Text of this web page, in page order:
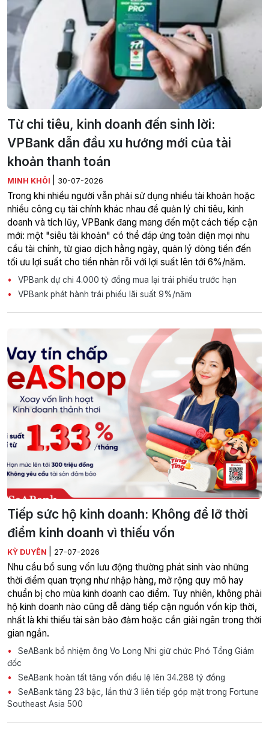
Từ chi tiêu, kinh doanh đến sinh lời:
VPBank dẫn đầu xu hướng mới của tài
khoản thanh toán
MINH KHÔI 30-07-2026
Trong khi nhiều người vẫn phải sử dụng nhiều tài khoản hoặc
nhiều công cụ tài chính khác nhau để quản lý chi tiêu, kinh
doanh và tích lũy, VPBank đang mang đến một cách tiếp cận
mới: một "siêu tài khoản" có thể đáp ứng toàn diện mọi nhu
cầu tài chính, từ giao dịch hằng ngày, quản lý dòng tiền đến
tối ưu lợi suất cho tiền nhàn rỗi với lợi suất lên tới 6%/năm.
VPBank dự chi 4.000 tỷ đồng mua lại trái phiếu trước hạn
VPBank phát hành trái phiếu lãi suất 9%/năm
Tiếp sức hộ kinh doanh: Không để lỡ thời
điểm kinh doanh vì thiếu vốn
KỲ DUYÊN 27-07-2026
Nhu cầu bổ sung vốn lưu động thường phát sinh vào những
thời điểm quan trọng như nhập hàng, mở rộng quy mô hay
chuẩn bị cho mùa kinh doanh cao điểm. Tuy nhiên, không phải
hộ kinh doanh nào cũng dễ dàng tiếp cận nguồn vốn kịp thời,
nhất là khi thiếu tài sản bảo đảm hoặc cần giải ngân trong thời
gian ngắn.
SeABank bổ nhiệm ông Vo Long Nhi giữ chức Phó Tổng Giám
đốc
SeABank hoàn tất tăng vốn điều lệ lên 34.288 tỷ đồng
SeABank tăng 23 bậc, lần thứ 3 liên tiếp góp mặt trong Fortune
Southeast Asia 500